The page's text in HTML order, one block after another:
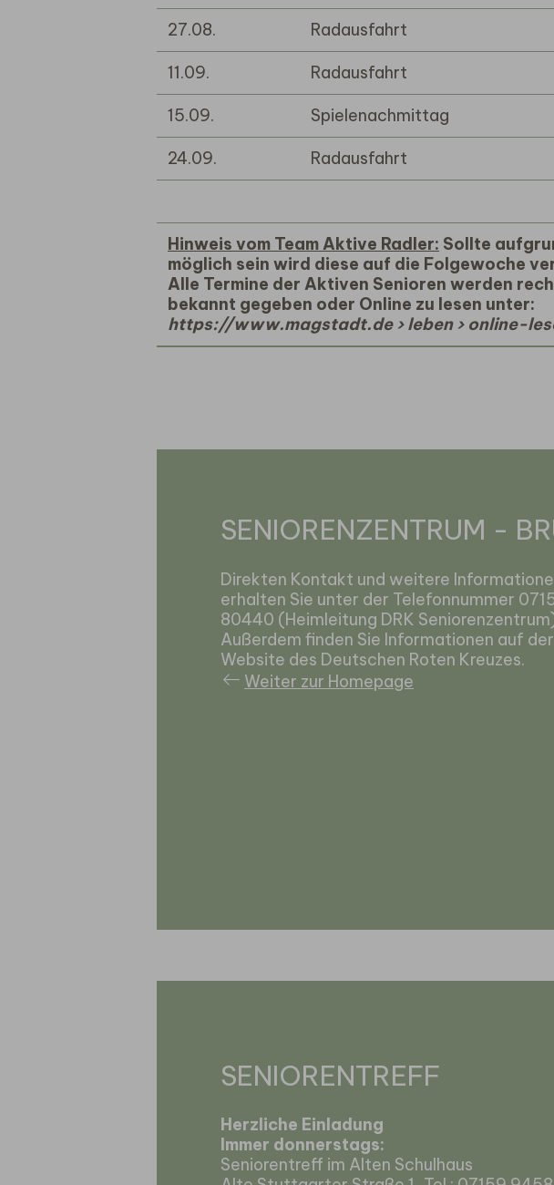
27.08. Radausfahrt
11.09. Radausfahrt
15.09. Spielenachmittag
24.09. Radausfahrt
Hinweis vom Team Aktive Radler: Sollte
möglich sein wird diese auf die Folgewoche
Alle Termine der Aktiven Senioren werden
bekannt gegeben oder Online zu lesen unter:
https://www.magstadt.de › leben › online-
SENIORENZENTRUM -
Direkten Kontakt und weitere
erhalten Sie unter der Telefonnummer
80440 (Heimleitung DRK
Außerdem finden Sie Informationen auf der
Website des Deutschen Roten Kreuzes.
Weiter zur Homepage
SENIORENTREFF
Herzliche Einladung
Immer donnerstags:
Seniorentreff im Alten Schulhaus